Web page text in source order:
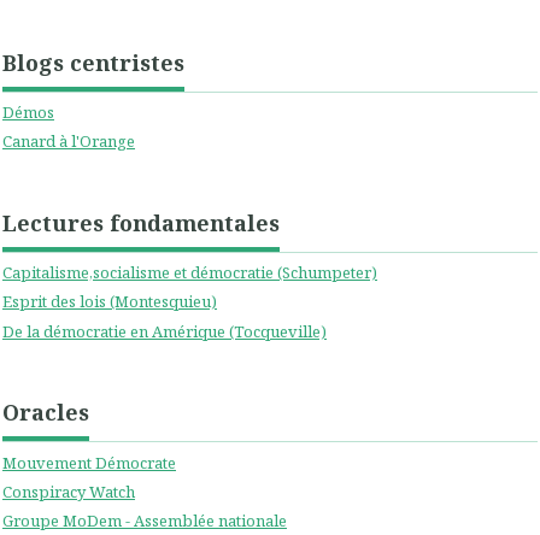
Blogs centristes
Démos
Canard à l'Orange
Lectures fondamentales
Capitalisme,socialisme et démocratie (Schumpeter)
Esprit des lois (Montesquieu)
De la démocratie en Amérique (Tocqueville)
Oracles
Mouvement Démocrate
Conspiracy Watch
Groupe MoDem - Assemblée nationale